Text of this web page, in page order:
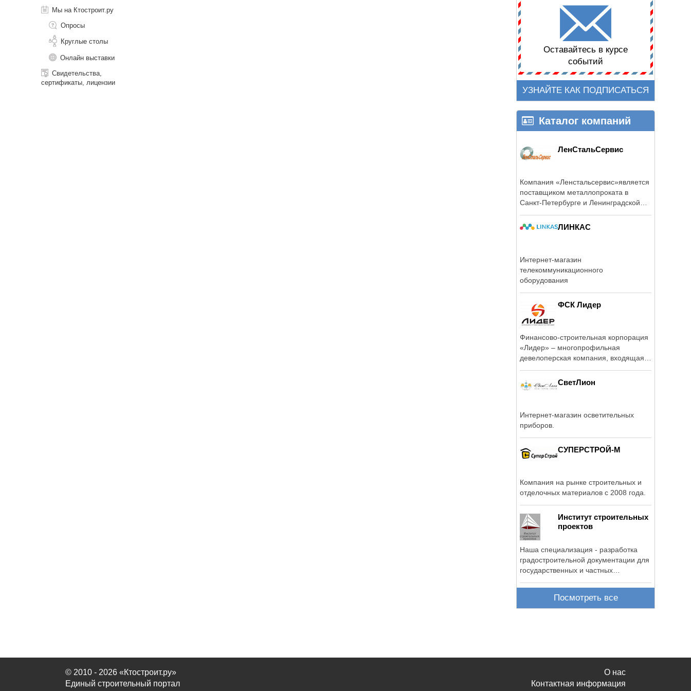
Мы на Ктостроит.ру
Опросы
Круглые столы
Онлайн выставки
Свидетельства,
сертификаты, лицензии
Оставайтесь в курсе
событий
УЗНАЙТЕ КАК ПОДПИСАТЬСЯ
Каталог компаний
ЛенСтальСервис
Компания «Ленстальсервис»является
поставщиком металлопроката в
Санкт-Петербурге и Ленинградской
ЛИНКАС
Интернет-магазин
телекоммуникационного
оборудования
ФСК Лидер
Финансово-строительная корпорация
«Лидер» – многопрофильная
девелоперская компания, входящая в
СветЛион
Интернет-магазин осветительных
приборов.
СУПЕРСТРОЙ-М
Компания на рынке строительных и
отделочных материалов с 2008 года.
Институт строительных
проектов
Наша специализация - разработка
градостроительной документации для
государственных и частных
Посмотреть все
© 2010 - 2026 «Ктостроит.ру»
Единый строительный портал
О нас
Контактная информация